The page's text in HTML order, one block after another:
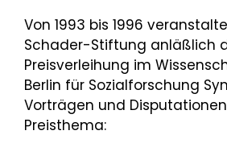
Von 1993 bis 1996
Schader-Stiftung anläßlich
Preisverleihung im
Berlin für Sozialforschung
Vorträgen und
Preisthema: